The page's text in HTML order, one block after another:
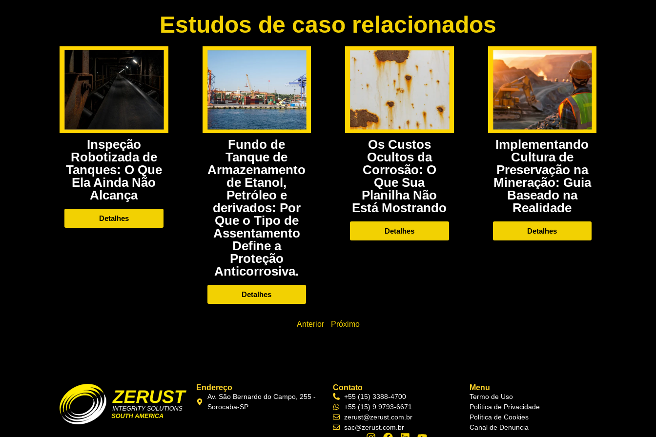
Estudos de caso relacionados
Inspeção
Robotizada de
Tanques: O Que
Ela Ainda Não
Alcança
Detalhes
Fundo de
Tanque de
Armazenamento
de Etanol,
Petróleo e
derivados: Por
Que o Tipo de
Assentamento
Define a
Proteção
Anticorrosiva.
Detalhes
Os Custos
Ocultos da
Corrosão: O
Que Sua
Planilha Não
Está Mostrando
Detalhes
Implementando
Cultura de
Preservação na
Mineração: Guia
Baseado na
Realidade
Detalhes
Anterior Próximo
Endereço
Av. São Bernardo do Campo, 255 -
Sorocaba-SP
Contato
+55 (15) 3388-4700
+55 (15) 9 9793-6671
zerust@zerust.com.br
sac@zerust.com.br
Menu
Termo de Uso
Política de Privacidade
Política de Cookies
Canal de Denuncia